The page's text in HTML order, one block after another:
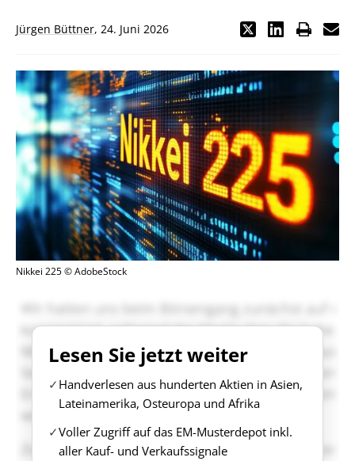
Jürgen Büttner, 24. Juni 2026
Nikkei 225 © AdobeStock
Lesen Sie jetzt weiter
Handverlesen aus hunderten Aktien in Asien,
Lateinamerika, Osteuropa und Afrika
Voller Zugriff auf das EM-Musterdepot inkl.
aller Kauf- und Verkaufssignale